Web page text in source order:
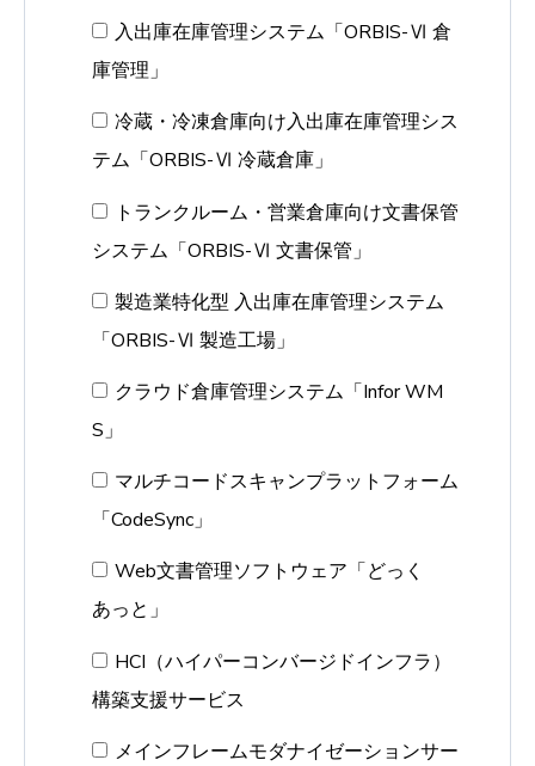
入出庫在庫管理システム「ORBIS-Ⅵ 倉
庫管理」
冷蔵・冷凍倉庫向け入出庫在庫管理シス
テム「ORBIS-Ⅵ 冷蔵倉庫」
トランクルーム・営業倉庫向け文書保管
システム「ORBIS-Ⅵ 文書保管」
製造業特化型 入出庫在庫管理システム
「ORBIS-Ⅵ 製造工場」
クラウド倉庫管理システム「Infor WM
S」
マルチコードスキャンプラットフォーム
「CodeSync」
Web文書管理ソフトウェア「どっく
あっと」
HCI（ハイパーコンバージドインフラ）
構築支援サービス
メインフレームモダナイゼーションサー